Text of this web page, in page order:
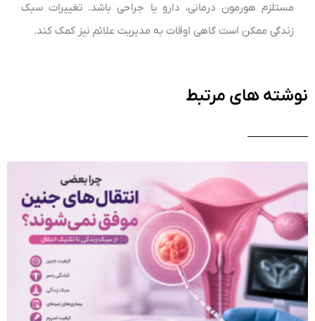
مستلزم هورمون درمانی، دارو یا جراحی باشد. تغییرات سبک
زندگی ممکن است گاهی اوقات به مدیریت علائم نیز کمک کند.
نوشته های مرتبط